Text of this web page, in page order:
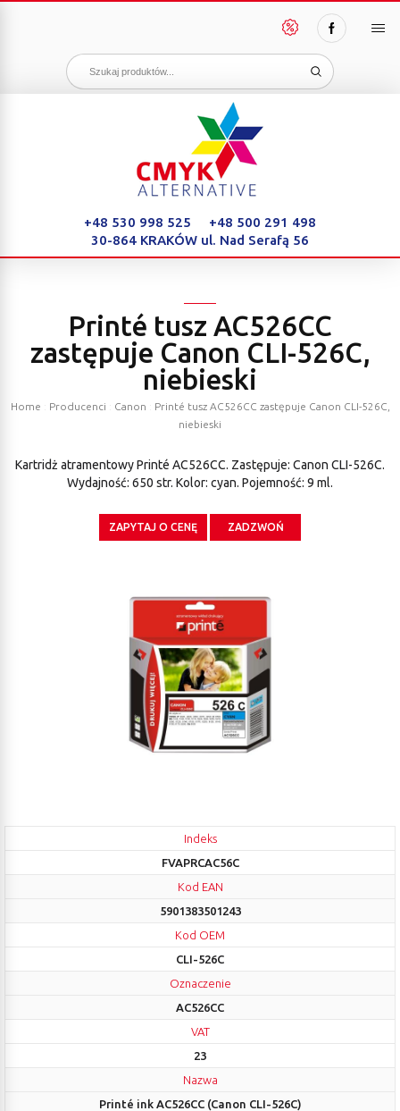
PAKIETY
OSZCZĘDNOŚCI
+48 530 998 525
+48 500 291 498
30-864 KRAKÓW ul. Nad Serafą 56
Printé tusz AC526CC
zastępuje Canon CLI-526C,
niebieski
Home Producenci Canon
Printé tusz AC526CC zastępuje Canon CLI-526C,
niebieski
Kartridż atramentowy Printé AC526CC. Zastępuje: Canon CLI-526C.
Wydajność: 650 str. Kolor: cyan. Pojemność: 9 ml.
ZAPYTAJ O CENĘ ZADZWOŃ
Indeks
FVAPRCAC56C
Kod EAN
5901383501243
Kod OEM
CLI-526C
Oznaczenie
AC526CC
VAT
23
Nazwa
Printé ink AC526CC (Canon CLI-526C)